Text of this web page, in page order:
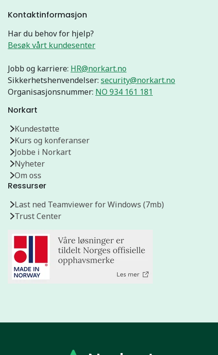
Kontaktinformasjon
Har du behov for hjelp?
Besøk vårt kundesenter
Jobb og karriere: HR@norkart.no
Sikkerhetshenvendelser: security@norkart.no
Organisasjonsnummer: NO 934 161 181
Norkart
Kundestøtte
Kurs og konferanser
Jobbe i Norkart
Nyheter
Om oss
Ressurser
Last ned Teamviewer for Windows (7mb)
Trust Center